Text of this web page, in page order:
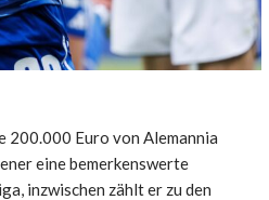
200.000 Euro von Alemannia
eine bemerkenswerte
inzwischen zählt er zu den